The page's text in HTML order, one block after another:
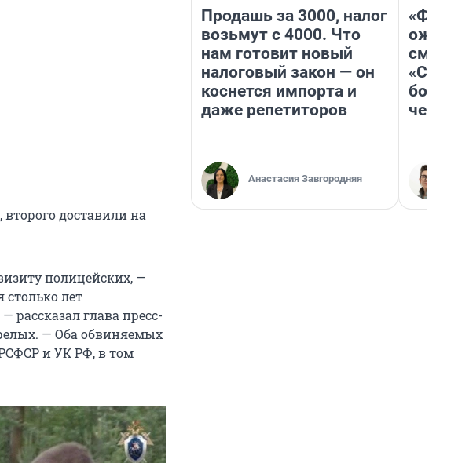
доставили на
полицейских, —
столько лет
глава пресс-
— Оба обвиняемых
и УК РФ, в том
Продашь за 3000, налог
возьмут с 4000. Что
нам готовит новый
налоговый закон — он
коснется импорта и
даже репетиторов
Анастасия Завгородняя